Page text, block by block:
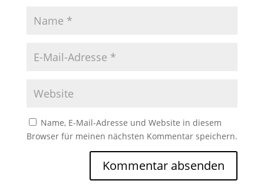
Name, E-Mail-Adresse und Website in diesem
Browser für meinen nächsten Kommentar speichern.